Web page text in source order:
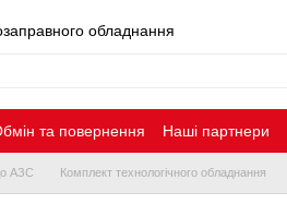
обладнання
та повернення Наші партнери
АЗС Комплект технологічного обладнання